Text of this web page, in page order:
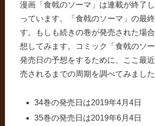
漫画「食戟のソーマ」は連載が終了
っています。「食戟のソーマ」の最
す。もしも続きの巻が発売された場
想してみます。コミック「食戟のソ
発売日の予想をするために、ここ最
売されるまでの周期を調べてみました
34巻の発売日は2019年4月4日
35巻の発売日は2019年6月4日